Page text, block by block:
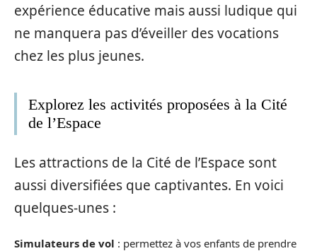
expérience éducative mais aussi ludique qui
ne manquera pas d’éveiller des vocations
chez les plus jeunes.
Explorez les activités proposées à la Cité
de l’Espace
Les attractions de la Cité de l’Espace sont
aussi diversifiées que captivantes. En voici
quelques-unes :
Simulateurs de vol : permettez à vos enfants de prendre